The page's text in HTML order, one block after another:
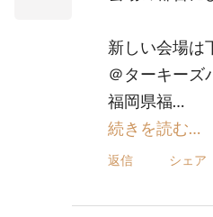
新しい会場は
＠ターキーズ
福岡県福…
続きを読む…
返信 シェア